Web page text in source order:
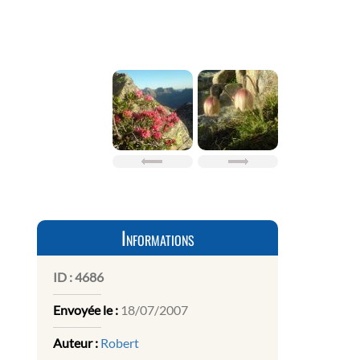
Informations
ID :4686
Envoyée le : 18/07/2007
Auteur : Robert